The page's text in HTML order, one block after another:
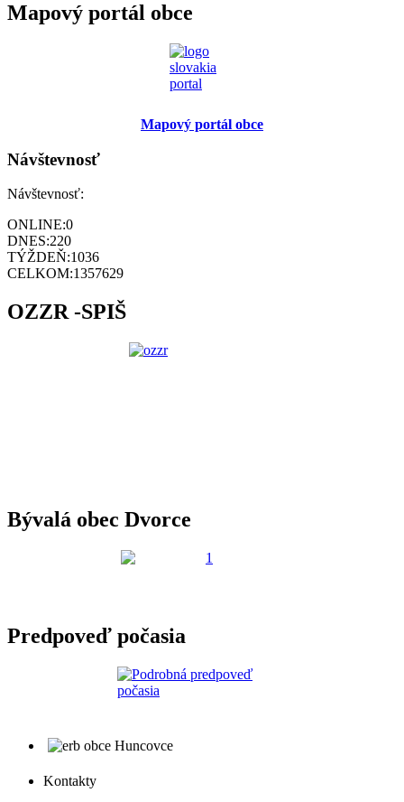
Mapový portál obce
Mapový portál obce
Návštevnosť
Návštevnosť:
ONLINE:0
DNES:220
TÝŽDEŇ:1036
CELKOM:1357629
OZZR -SPIŠ
Bývalá obec Dvorce
Predpoveď počasia
Kontakty